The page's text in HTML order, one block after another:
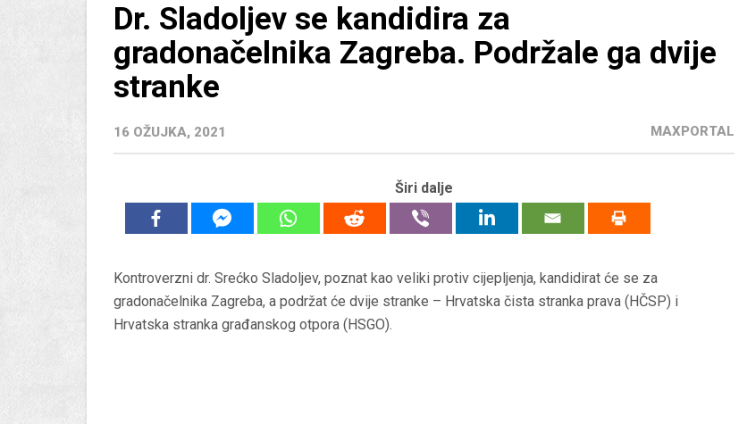
Dr. Sladoljev se kandidira za
gradonačelnika Zagreba. Podržale ga dvije
stranke
16 OŽUJKA, 2021 MAXPORTAL
Širi dalje
Kontroverzni dr. Srećko Sladoljev, poznat kao veliki protiv cijepljenja, kandidirat će se za
gradonačelnika Zagreba, a podržat će dvije stranke – Hrvatska čista stranka prava (HČSP) i
Hrvatska stranka građanskog otpora (HSGO).